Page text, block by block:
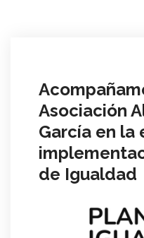
Asociación
García en la
de Igualdad